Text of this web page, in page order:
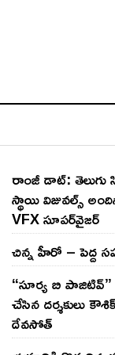
రాంజీ డాట్: తెలుగు
స్థాయి విజువల్స్
VFX సూపర్‌వైజర్
చిన్న హీరో – పెద్ద
“సూర్య బి
చేసిన‌ దర్శకులు
దేవసోత్